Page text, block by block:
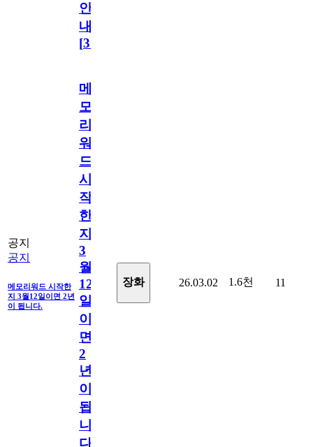
안
내
[31
공지
공지
메모리워드 시작한
지 3월12일이면 2년
이 됩니다.
메
모
리
워
드
시
작
한
지
3
월
12
일
이
면
2
년
이
됩
니
다.
장화 26.03.02 1.6천 11